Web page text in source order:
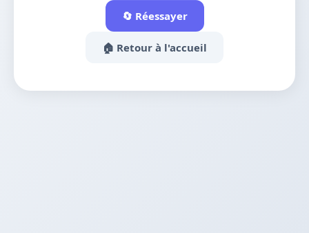
🔄 Réessayer
🏠 Retour à l'accueil